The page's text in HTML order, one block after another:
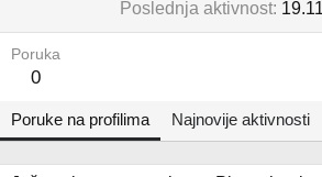
Poslednja aktivnost
Poruka
0
Poruke na profilima Najnovije aktivnosti